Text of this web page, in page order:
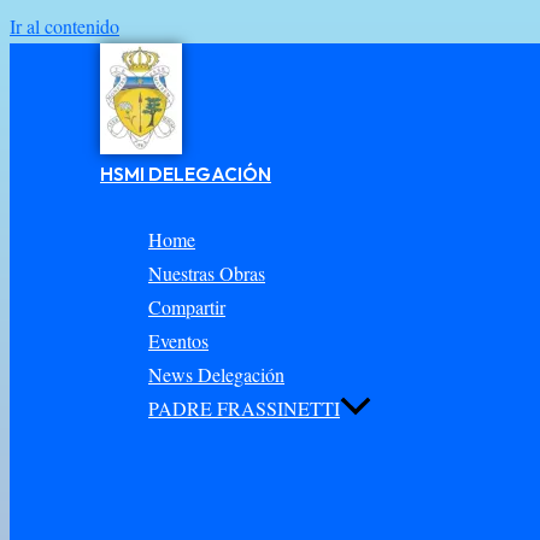
Ir al contenido
HSMI DELEGACIÓN
Home
Nuestras Obras
Compartir
Eventos
News Delegación
PADRE FRASSINETTI